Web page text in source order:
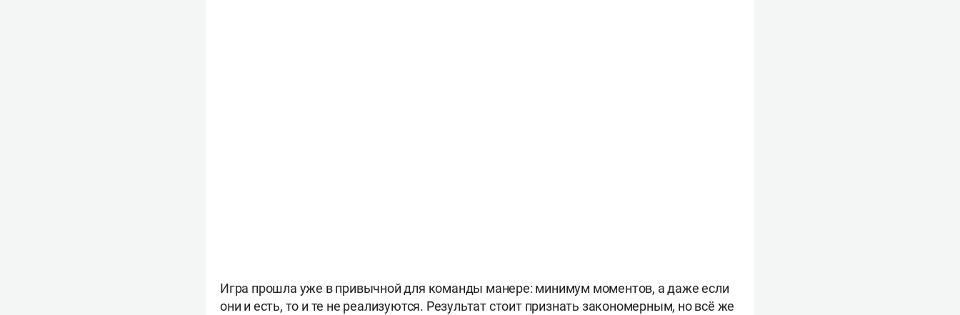
Игра прошла уже в привычной для команды манере: минимум моментов, а даже если
они и есть, то и те не реализуются. Результат стоит признать закономерным, но всё же